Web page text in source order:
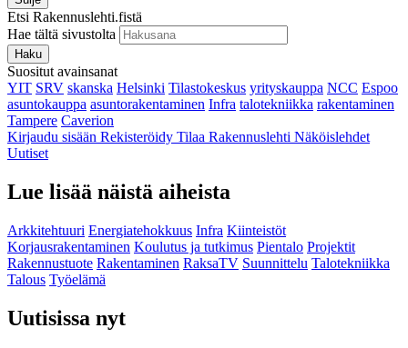
Etsi Rakennuslehti.fistä
Hae tältä sivustolta
Haku
Suositut avainsanat
YIT SRV skanska Helsinki Tilastokeskus yrityskauppa NCC Espoo
asuntokauppa asuntorakentaminen Infra talotekniikka rakentaminen
Tampere Caverion
Kirjaudu sisään Rekisteröidy Tilaa Rakennuslehti Näköislehdet
Uutiset
Lue lisää näistä aiheista
Arkkitehtuuri Energiatehokkuus Infra Kiinteistöt
Korjausrakentaminen Koulutus ja tutkimus Pientalo Projektit
Rakennustuote Rakentaminen RaksaTV Suunnittelu Talotekniikka
Talous Työelämä
Uutisissa nyt